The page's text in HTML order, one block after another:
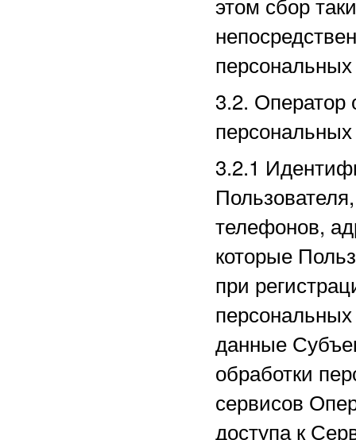
3.2. Оператор
3.2.1
телефонов,
которые
при
данные
обработки
сервисов
доступа к